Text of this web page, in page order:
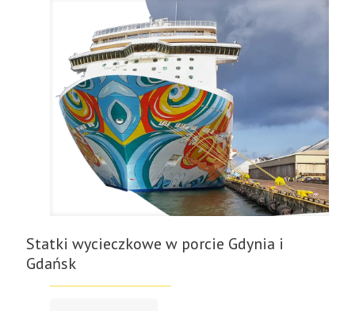
Statki wycieczkowe w porcie Gdynia i
Gdańsk